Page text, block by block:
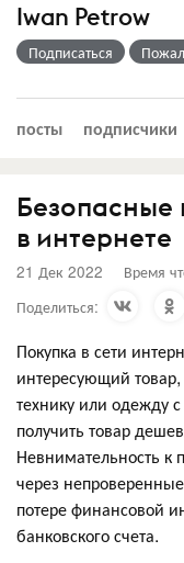
Iwan Petrow
Подписаться
посты подписчики
Безопасные
в интернете
21 Дек 2022 Время
Поделиться:
Покупка в сети
интересующий
технику или одежду
получить товар
Невнимательность
через
потере финансовой
банковского счета.